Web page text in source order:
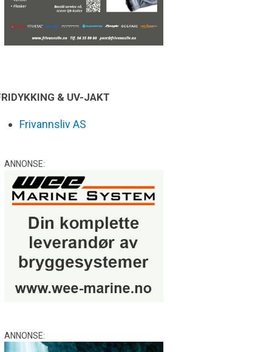
& UV-JAKT
Frivannsliv AS
ANNONSE:
ANNONSE: